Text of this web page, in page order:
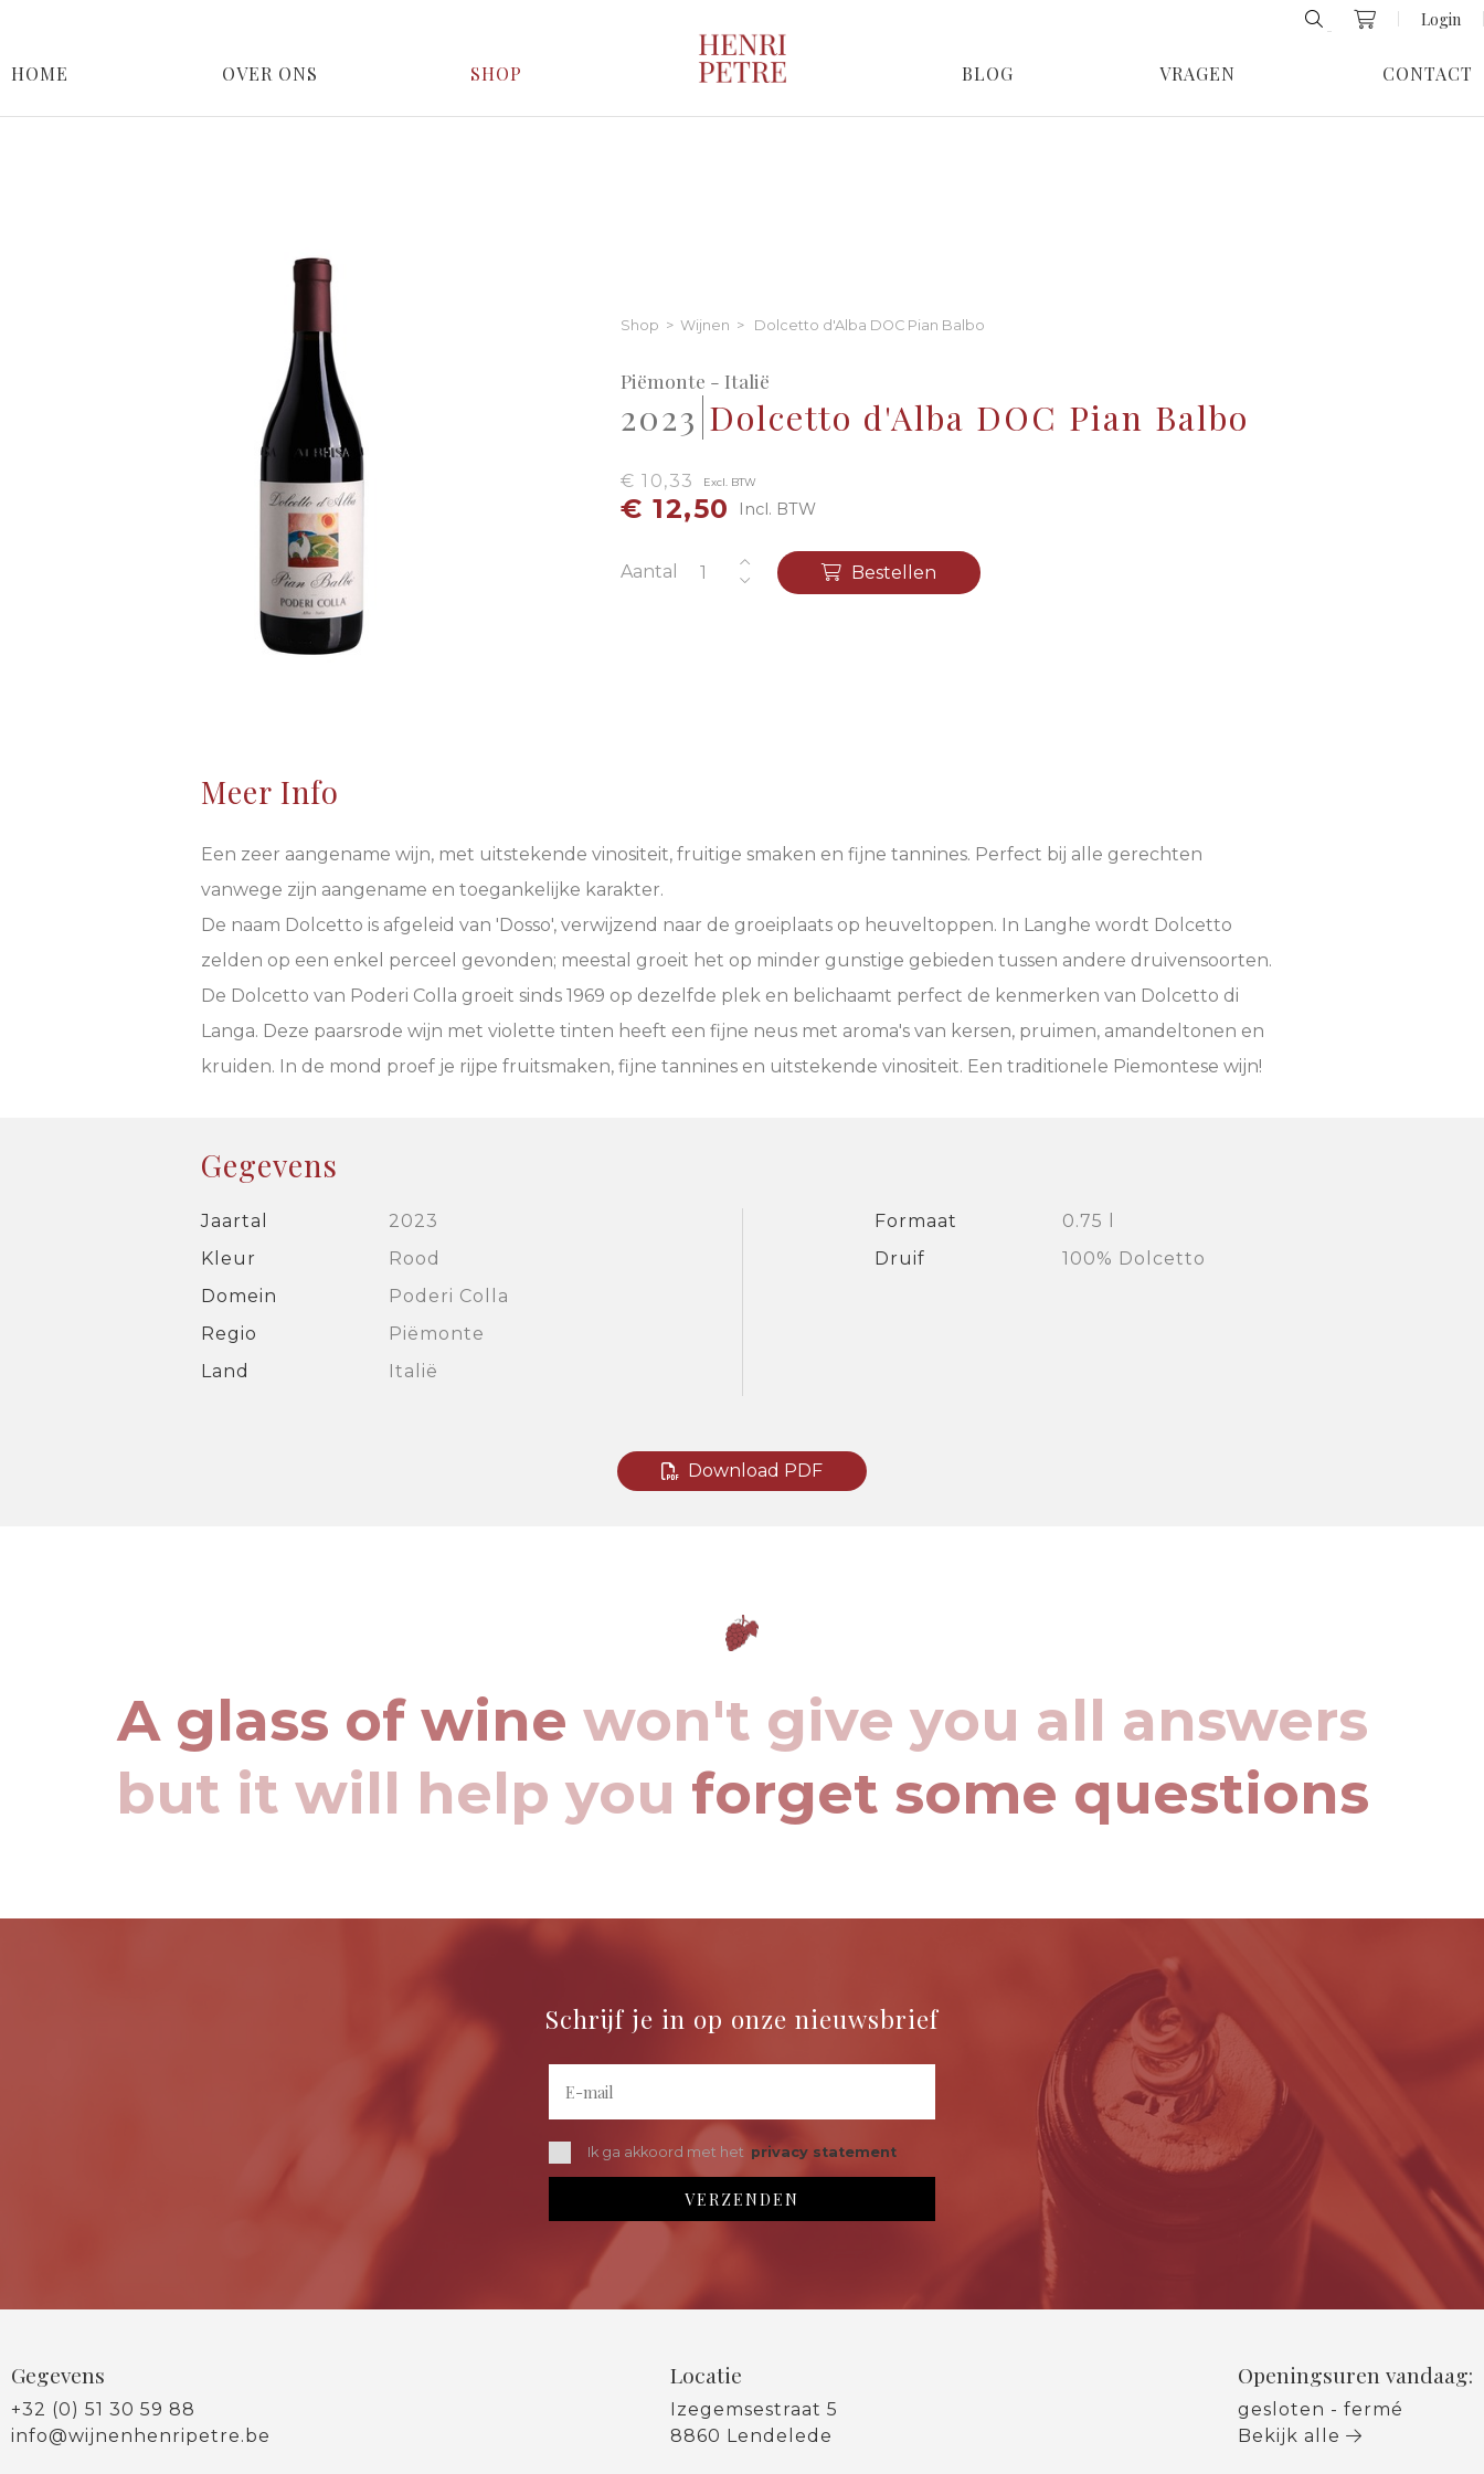
Login
HOME OVER ONS SHOP BLOG VRAGEN CONTACT
Shop > Wijnen > Dolcetto d'Alba DOC Pian Balbo
Piëmonte - Italië
2023 Dolcetto d'Alba DOC Pian Balbo
€ 10,33 Excl. BTW
€ 12,50 Incl. BTW
Aantal Bestellen
Meer Info
Een zeer aangename wijn, met uitstekende vinositeit, fruitige smaken en fijne tannines. Perfect bij alle gerechten
vanwege zijn aangename en toegankelijke karakter.
De naam Dolcetto is afgeleid van 'Dosso', verwijzend naar de groeiplaats op heuveltoppen. In Langhe wordt Dolcetto
zelden op een enkel perceel gevonden; meestal groeit het op minder gunstige gebieden tussen andere druivensoorten.
De Dolcetto van Poderi Colla groeit sinds 1969 op dezelfde plek en belichaamt perfect de kenmerken van Dolcetto di
Langa. Deze paarsrode wijn met violette tinten heeft een fijne neus met aroma's van kersen, pruimen, amandeltonen en
kruiden. In de mond proef je rijpe fruitsmaken, fijne tannines en uitstekende vinositeit. Een traditionele Piemontese wijn!
Gegevens
Jaartal
2023
Kleur
Rood
Domein
Poderi Colla
Regio
Piëmonte
Land
Italië
Formaat
0.75 l
Druif
100% Dolcetto
Download PDF
A glass of wine won't give you all answers
but it will help you forget some questions
Schrijf je in op onze nieuwsbrief
Ik ga akkoord met het privacy statement
Gegevens
+32 (0) 51 30 59 88
info@wijnenhenripetre.be
Locatie
Izegemsestraat 5
8860 Lendelede
Openingsuren vandaag:
gesloten - fermé
Bekijk alle